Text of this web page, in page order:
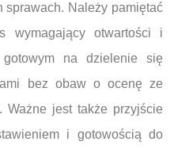
Należy pamiętać
otwartości i
na dzielenie się
bez obaw o ocenę ze
Ważne jest także przyjście
i gotowością do